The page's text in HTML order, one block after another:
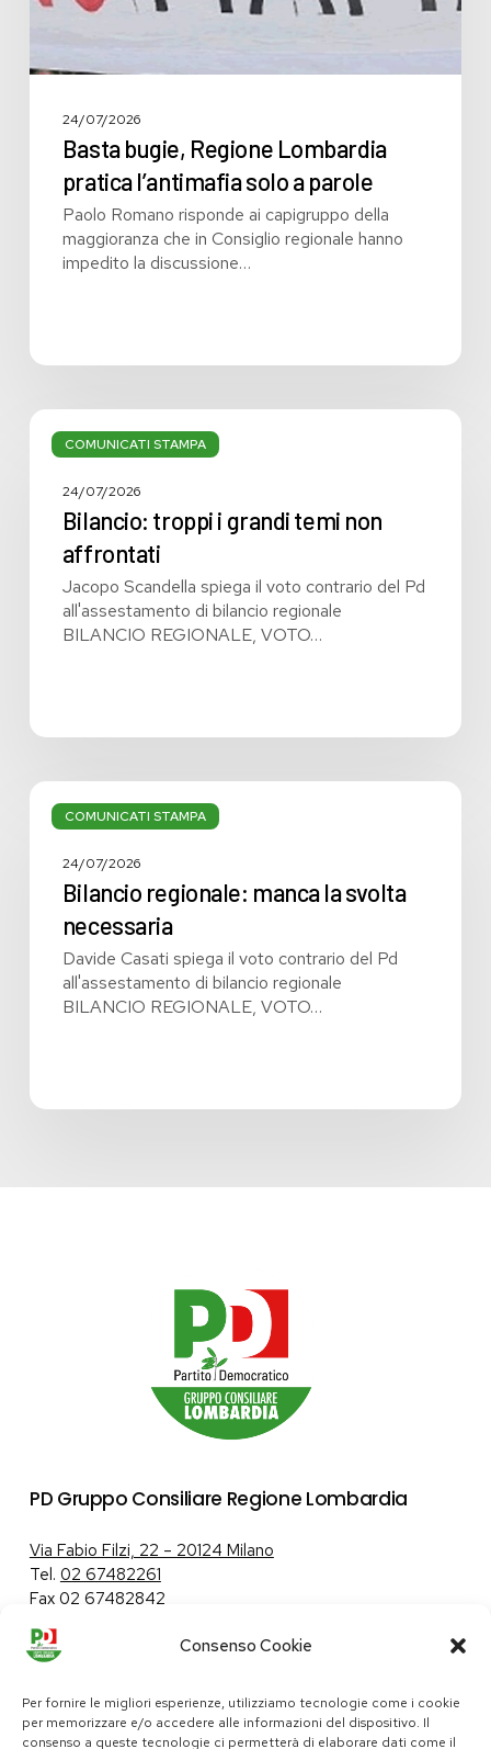
Consenso Cookie
Per fornire le migliori esperienze, utilizziamo tecnologie come i cookie
per memorizzare e/o accedere alle informazioni del dispositivo. Il
consenso a queste tecnologie ci permetterà di elaborare dati come il
24/07/2026
Basta bugie, Regione Lombardia
pratica l’antimafia solo a parole
Paolo Romano risponde ai capigruppo della
maggioranza che in Consiglio regionale hanno
impedito la discussione…
COMUNICATI STAMPA
Bilancio:
troppi
grandi
affrontati
24/07/2026
Bilancio: troppi i grandi temi non
affrontati
Jacopo Scandella spiega il voto contrario del Pd
all'assestamento di bilancio regionale
BILANCIO REGIONALE, VOTO…
COMUNICATI STAMPA
Bilancio
regionale:
svolta
24/07/2026
Bilancio regionale: manca la svolta
necessaria
Davide Casati spiega il voto contrario del Pd
all'assestamento di bilancio regionale
BILANCIO REGIONALE, VOTO…
PD Gruppo Consiliare Regione Lombardia
Via Fabio Filzi, 22 – 20124 Milano
Tel. 02 67482261
Fax 02 67482842
Tutela dei dati personali|Politica sui cookie